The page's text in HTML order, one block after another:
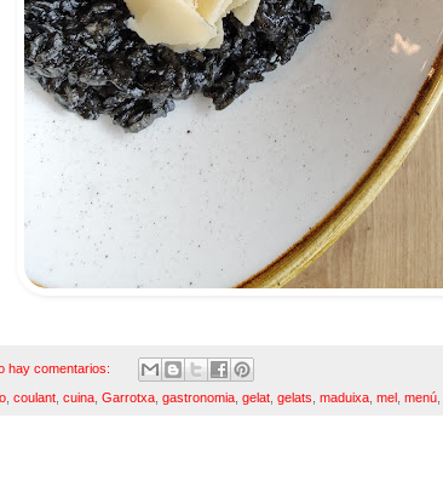
hay comentarios:
, coulant, cuina, Garrotxa, gastronomia, gelat, gelats, maduixa, mel , menú,